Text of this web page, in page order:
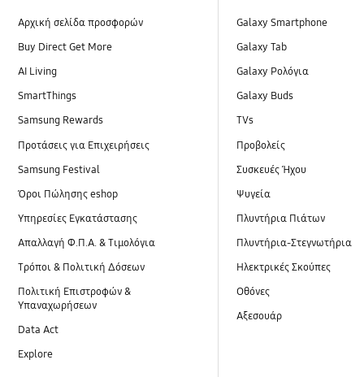
Αρχική σελίδα προσφορών
Buy Direct Get More
AI Living
SmartThings
Samsung Rewards
Προτάσεις για Επιχειρήσεις
Samsung Festival
Όροι Πώλησης eshop
Υπηρεσίες Εγκατάστασης
Απαλλαγή Φ.Π.Α. & Τιμολόγια
Τρόποι & Πολιτική Δόσεων
Πολιτική Επιστροφών &
Υπαναχωρήσεων
Data Act
Explore
Galaxy Smartphone
Galaxy Tab
Galaxy Ρολόγια
Galaxy Buds
TVs
Προβολείς
Συσκευές Ήχου
Ψυγεία
Πλυντήρια Πιάτων
Πλυντήρια-Στεγνωτήρια
Ηλεκτρικές Σκούπες
Οθόνες
Αξεσουάρ